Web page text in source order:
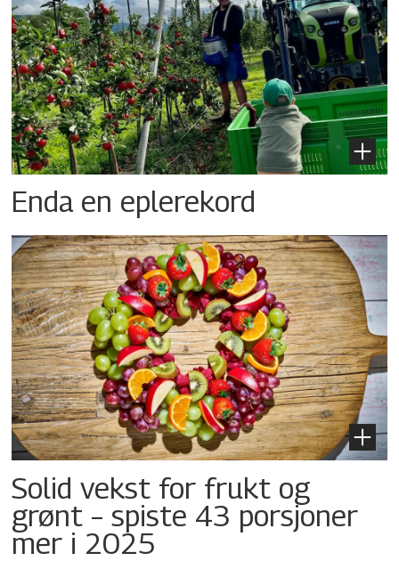
Enda en eplerekord
Solid vekst for frukt og
grønt – spiste 43 porsjoner
mer i 2025